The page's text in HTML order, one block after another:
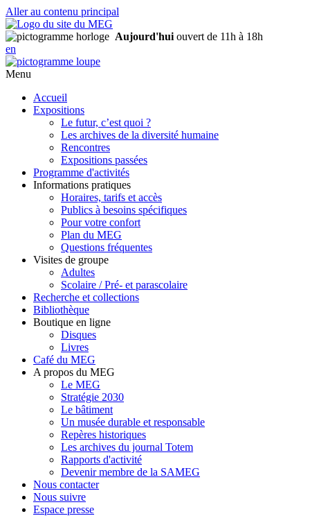
Aller au contenu principal
Aujourd'hui ouvert de 11h à 18h
en
Menu
Accueil
Expositions
Le futur, c’est quoi ?
Les archives de la diversité humaine
Rencontres
Expositions passées
Programme d'activités
Informations pratiques
Horaires, tarifs et accès
Publics à besoins spécifiques
Pour votre confort
Plan du MEG
Questions fréquentes
Visites de groupe
Adultes
Scolaire / Pré- et parascolaire
Recherche et collections
Bibliothèque
Boutique en ligne
Disques
Livres
Café du MEG
A propos du MEG
Le MEG
Stratégie 2030
Le bâtiment
Un musée durable et responsable
Repères historiques
Les archives du journal Totem
Rapports d'activité
Devenir membre de la SAMEG
Nous contacter
Nous suivre
Espace presse